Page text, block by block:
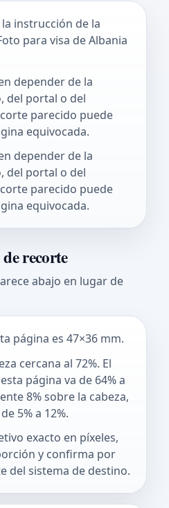
instrucción de la
para visa de Albania
depender de la
del portal o del
parecido puede
equivocada.
depender de la
del portal o del
parecido puede
equivocada.
recorte
abajo en lugar de
página es 47×36 mm.
cercana al 72%. El
página va de 64% a
8% sobre la cabeza,
5% a 12%.
exacto en píxeles,
y confirma por
del sistema de destino.